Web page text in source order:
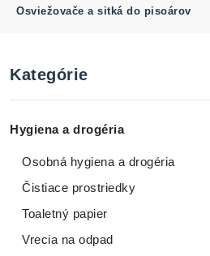
Osviežovače a sitká do pisoárov
Kategórie
Hygiena a drogéria
Osobná hygiena a drogéria
Čistiace prostriedky
Toaletný papier
Vrecia na odpad